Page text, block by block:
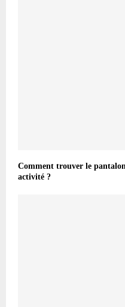
Comment trouver le
activité ?